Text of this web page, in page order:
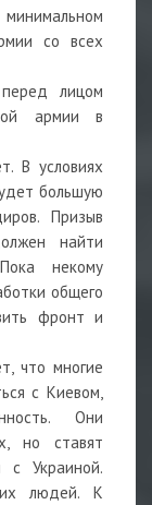
со всех
лицом
армии в
В условиях
большую
Призыв
найти
некому
общего
фронт и
что многие
с Киевом,
Они
но ставят
с Украиной.
людей. К